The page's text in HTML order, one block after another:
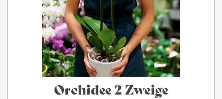
Orchidee 2 Zweige